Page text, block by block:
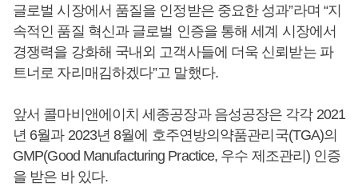
글로벌 시장에서 품질을 인정받은 중요한 성과”라며 “지
속적인 품질 혁신과 글로벌 인증을 통해 세계 시장에서
경쟁력을 강화해 국내외 고객사들에 더욱 신뢰받는 파
트너로 자리매김하겠다”고 말했다.
앞서 콜마비앤에이치 세종공장과 음성공장은 각각 2021
년 6월과 2023년 8월에 호주연방의약품관리국(TGA)의
GMP(Good Manufacturing Practice, 우수 제조관리) 인증
을 받은 바 있다.